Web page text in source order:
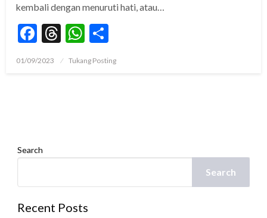
kembali dengan menuruti hati, atau…
Facebook
Threads
WhatsApp
Posted
01/09/2023 Tukang Posting
Search
Search
Recent Posts